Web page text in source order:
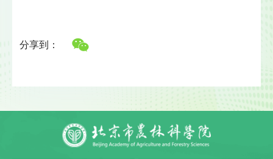
分享到：